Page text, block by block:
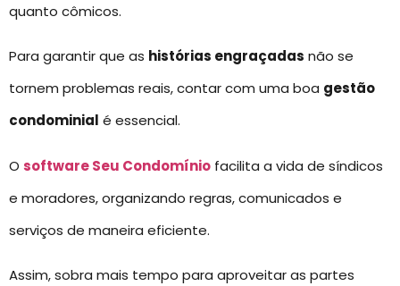
quanto cômicos.
Para garantir que as histórias engraçadas não se
tornem problemas reais, contar com uma boa gestão
condominial é essencial.
O software Seu Condomínio facilita a vida de síndicos
e moradores, organizando regras, comunicados e
serviços de maneira eficiente.
Assim, sobra mais tempo para aproveitar as partes